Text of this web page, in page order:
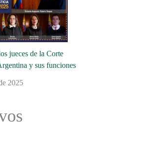
jueces de la Corte
y sus funciones
2025